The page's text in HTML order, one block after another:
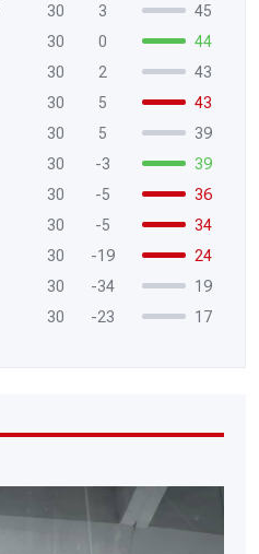
30 3
45
30 0
44
30 2
43
30 5
43
30 5
39
30 -3
39
30 -5
36
30 -5
34
30 -19
24
30 -34
19
30 -23 17